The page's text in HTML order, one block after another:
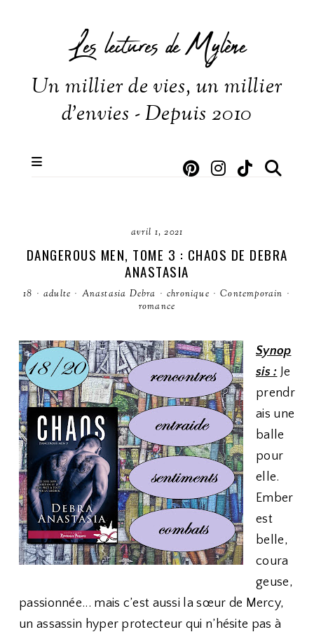
Les lectures de Mylène
Un millier de vies, un millier
d'envies - Depuis 2010
avril 1, 2021
DANGEROUS MEN, TOME 3 : CHAOS DE DEBRA
ANASTASIA
18 · adulte · Anastasia Debra · chronique · Contemporain ·
romance
Synop
sis : Je
prendr
ais une
balle
pour
elle.
Ember
est
belle,
coura
geuse,
passionnée... mais c’est aussi la sœur de Mercy,
un assassin hyper protecteur qui n’hésite pas à